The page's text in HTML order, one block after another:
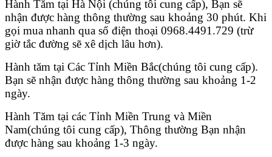
Hành Tăm tại Hà Nội (chúng tôi cung cấp), Bạn sẽ
nhận được hàng thông thường sau khoảng 30 phút. Khi
gọi mua nhanh qua số điện thoại 0968.4491.729 (trừ
giờ tắc đường sẽ xê dịch lâu hơn).
Hành tăm tại Các Tỉnh Miền Bắc(chúng tôi cung cấp).
Bạn sẽ nhận được hàng thông thường sau khoảng 1-2
ngày.
Hành Tăm tại các Tỉnh Miền Trung và Miền
Nam(chúng tôi cung cấp), Thông thường Bạn nhận
được hàng sau khoảng 1-3 ngày.